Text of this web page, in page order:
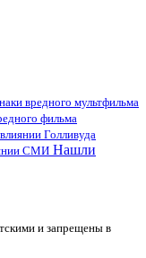
вредного мультфильма
фильма
Голливуда
СМИ Нашли
и запрещены в